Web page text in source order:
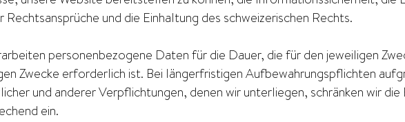
Rechtsansprüche und die Einhaltung des schweizerischen Rechts.
personenbezogene Daten für die Dauer, die für den jeweiligen
Zwecke erforderlich ist. Bei längerfristigen Aufbewahrungspflichten
und anderer Verpflichtungen, denen wir unterliegen, schränken wir die
ein.